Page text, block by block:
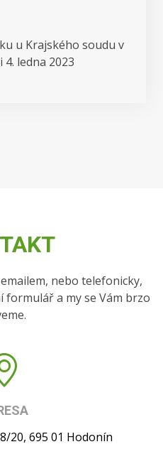
u Krajského soudu v
ledna 2023
nebo telefonicky,
a my se Vám brzo
20, 695 01 Hodonín